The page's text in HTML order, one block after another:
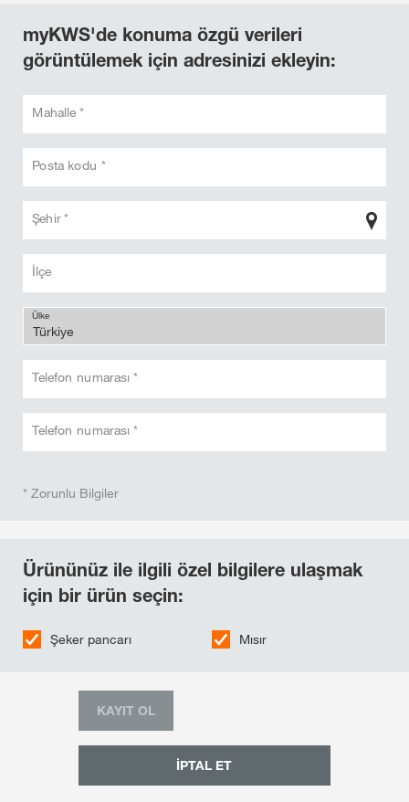
myKWS'de konuma özgü verileri
görüntülemek için adresinizi ekleyin:
Mahalle *
Posta kodu *
Şehir *
İlçe
Ülke
Telefon numarası *
Telefon numarası *
* Zorunlu Bilgiler
Ürününüz ile ilgili özel bilgilere ulaşmak
için bir ürün seçin:
Şeker pancarı Mısır
İPTAL ET
KAYIT OL